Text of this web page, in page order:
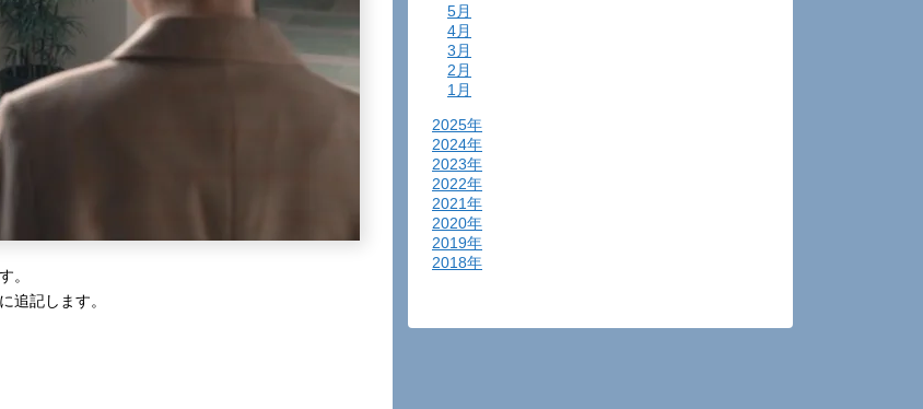
。
追記します。
5月
4月
3月
2月
1月
2025年
2024年
2023年
2022年
2021年
2020年
2019年
2018年